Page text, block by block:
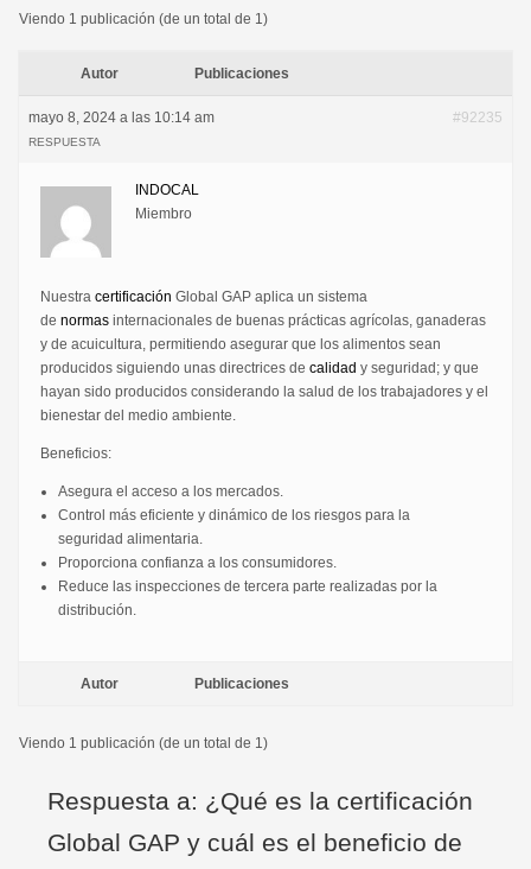
Viendo 1 publicación (de un total de 1)
Autor Publicaciones
mayo 8, 2024 a las 10:14 am #92235
RESPUESTA
INDOCAL
Miembro
Nuestra certificación Global GAP aplica un sistema
de normas internacionales de buenas prácticas agrícolas, ganaderas
y de acuicultura, permitiendo asegurar que los alimentos sean
producidos siguiendo unas directrices de calidad y seguridad; y que
hayan sido producidos considerando la salud de los trabajadores y el
bienestar del medio ambiente.
Beneficios:
Asegura el acceso a los mercados.
Control más eficiente y dinámico de los riesgos para la
seguridad alimentaria.
Proporciona confianza a los consumidores.
Reduce las inspecciones de tercera parte realizadas por la
distribución.
Autor Publicaciones
Viendo 1 publicación (de un total de 1)
Respuesta a: ¿Qué es la certificación
Global GAP y cuál es el beneficio de